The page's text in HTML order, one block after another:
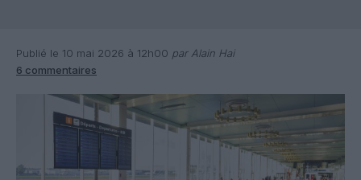
Publié le 10 mai 2026 à 12h00 par Alain Hai
6 commentaires